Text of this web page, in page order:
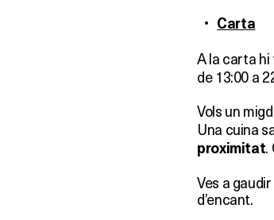
Carta
A la carta
de 13:00 a
Vols un
Una cuina
proximitat.
Ves a
d’encant.